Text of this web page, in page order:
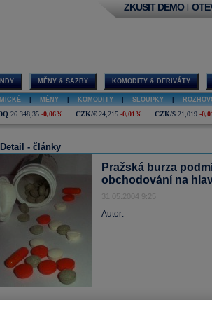
ZKUSIT DEMO |
MĚNY & SAZBY KOMODITY & DERIVÁTY
MĚNY KOMODITY SLOUPKY
26 348,35 -0,06% CZK/€ 24,215 -0,01% CZK/$ 21,019 -
Detail - články
Pražská burza
obchodování na
31.05.2004 9:25
Autor: